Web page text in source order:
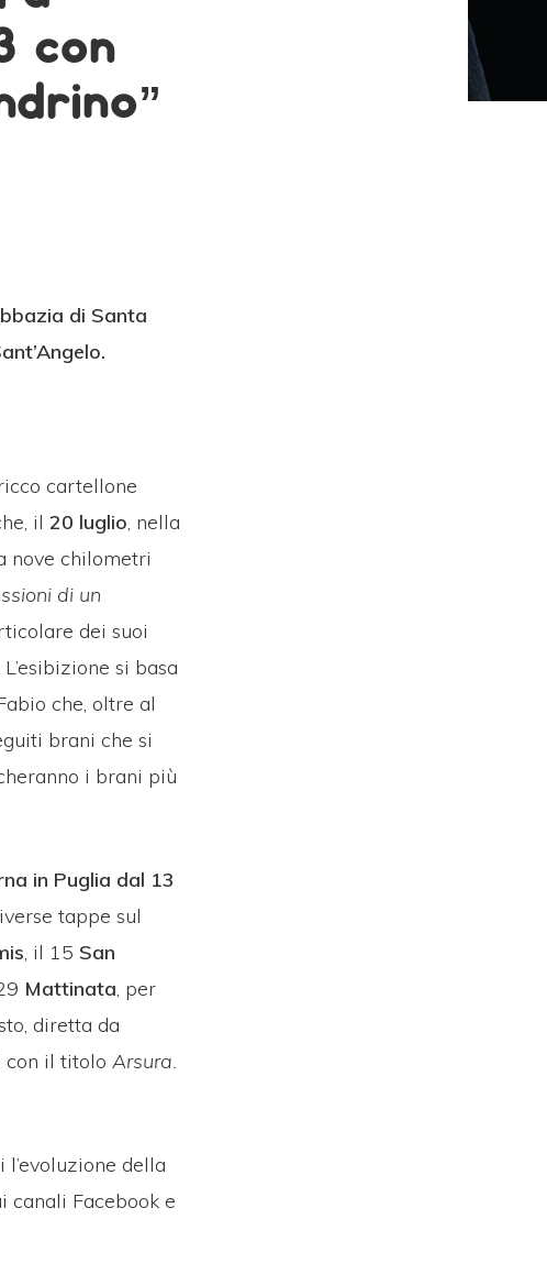
con
di Santa
cartellone
il 20 luglio, nella
nove chilometri
di un
dei suoi
L’esibizione si basa
che, oltre al
brani che si
i brani più
in Puglia dal 13
tappe sul
, il 15 San
Mattinata, per
diretta da
con il titolo Arsura.
della
canali Facebook e